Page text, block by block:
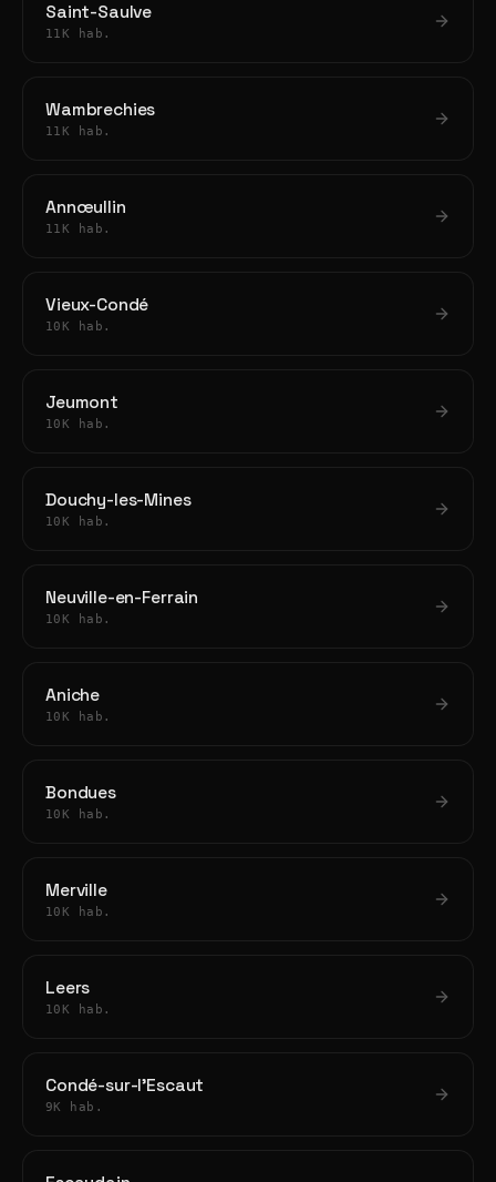
Saint-Saulve
11K hab.
Wambrechies
11K hab.
Annœullin
11K hab.
Vieux-Condé
10K hab.
Jeumont
10K hab.
Douchy-les-Mines
10K hab.
Neuville-en-Ferrain
10K hab.
Aniche
10K hab.
Bondues
10K hab.
Merville
10K hab.
Leers
10K hab.
Condé-sur-l'Escaut
9K hab.